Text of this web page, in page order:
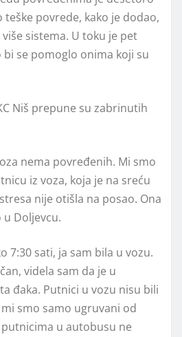
povrede, kako je dodao,
sistema. U toku je pet
se pomoglo onima koji su
Niš prepune su zabrinutih
nema povređenih. Mi smo
iz voza, koja je na sreću
nije otišla na posao. Ona
Doljevcu.
7:30 sati, ja sam bila u vozu.
videla sam da je u
đaka. Putnici u vozu nisu bili
smo samo ugruvani od
u autobusu ne